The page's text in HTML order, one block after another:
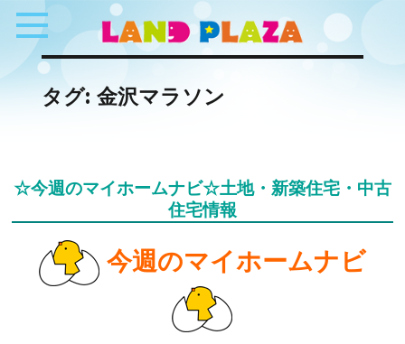
タグ: 金沢マラソン
☆今週のマイホームナビ☆土地・新築住宅・中古
住宅情報
今週のマイホームナビ